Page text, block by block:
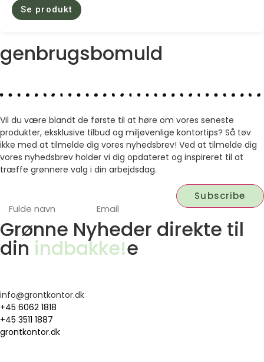
Se produkt
genbrugsbomuld
Vil du være blandt de første til at høre om vores seneste
produkter, eksklusive tilbud og miljøvenlige kontortips? Så tøv
ikke med at tilmelde dig vores nyhedsbrev! Ved at tilmelde dig
vores nyhedsbrev holder vi dig opdateret og inspireret til at
træffe grønnere valg i din arbejdsdag.
Grønne Nyheder direkte til
din indbakke!e
info@grontkontor.dk
+45 6062 1818
+45 3511 1887
grontkontor.dk